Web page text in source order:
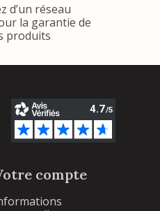
d’un réseau
la garantie de
produits
compte